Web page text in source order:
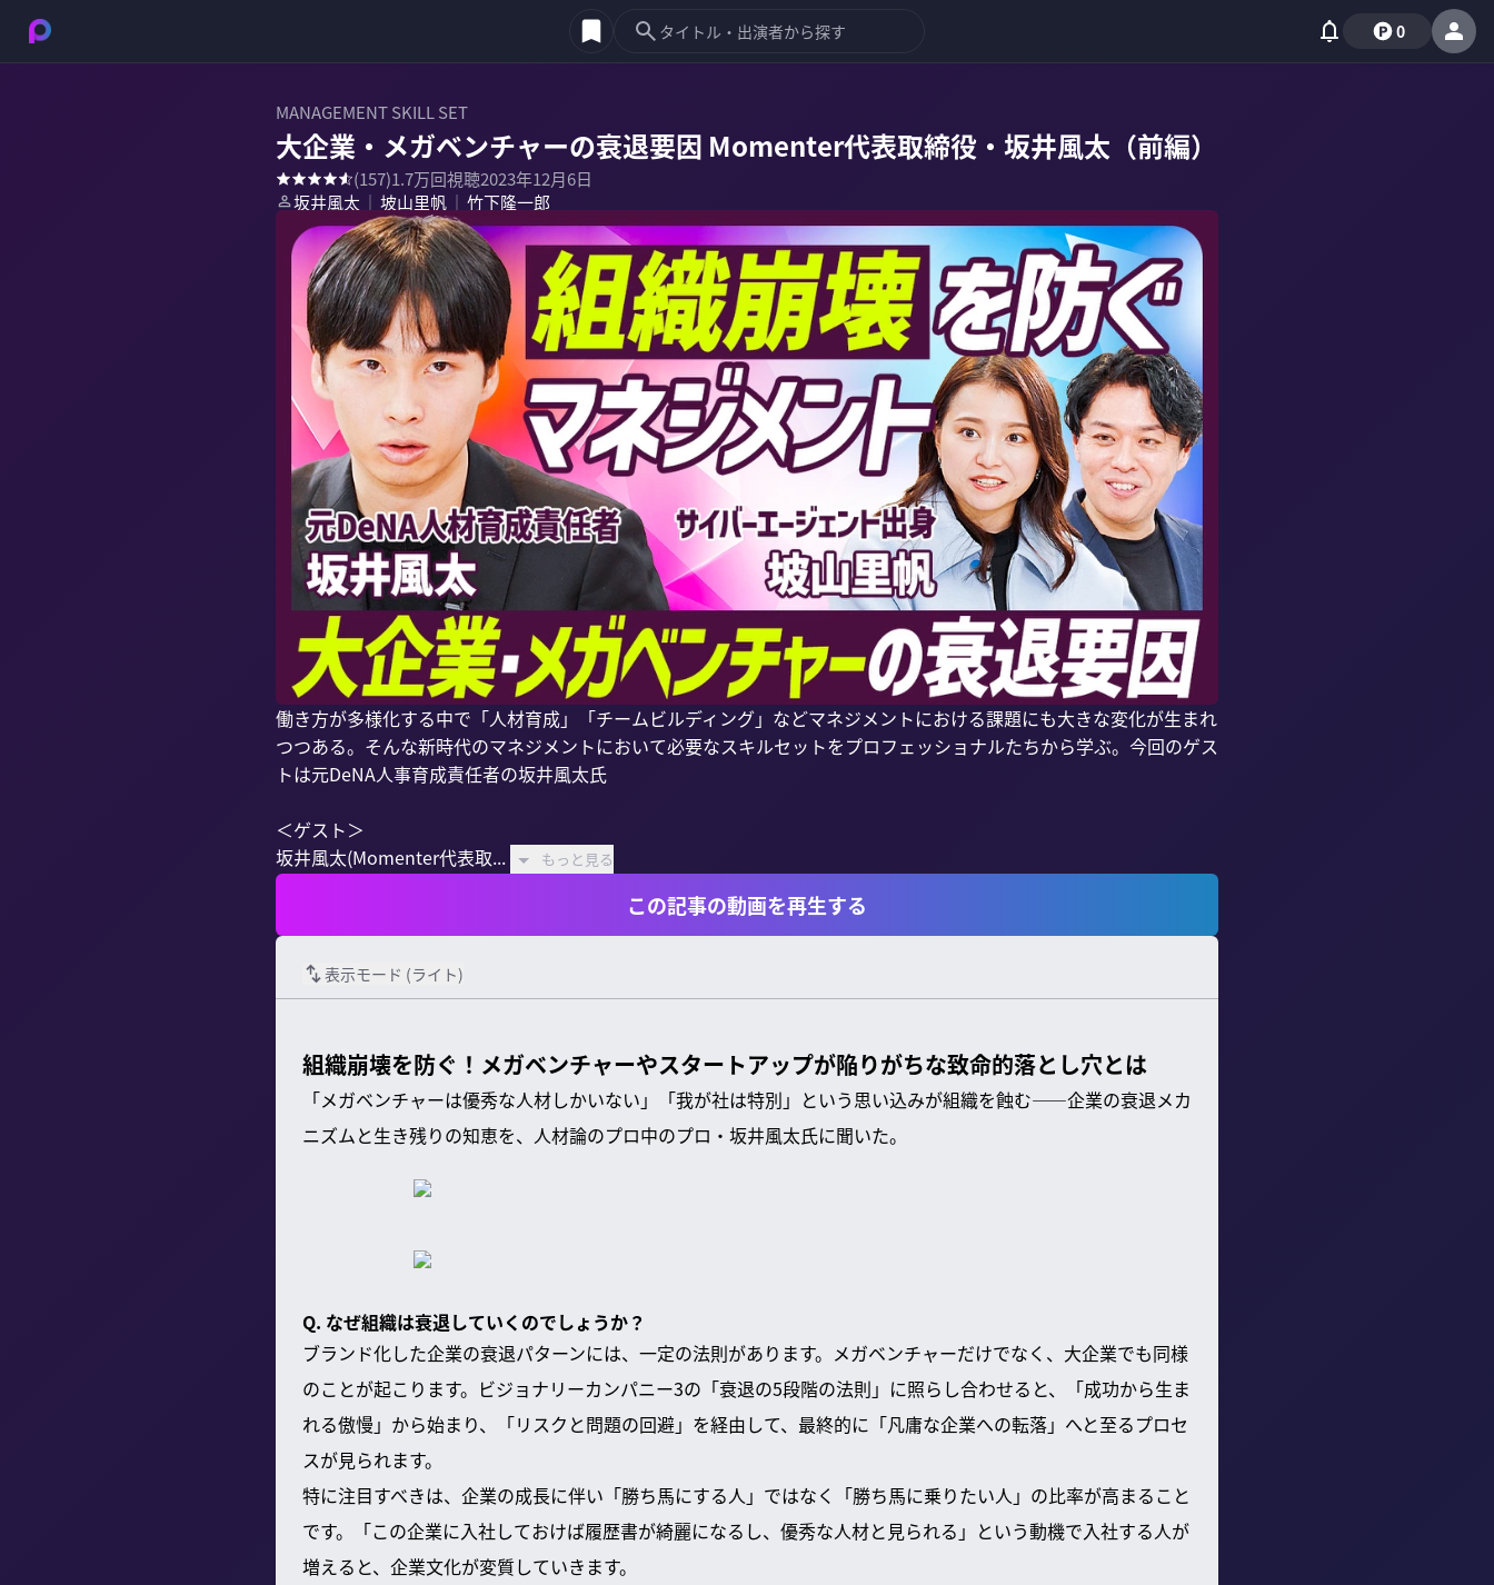
0
MANAGEMENT SKILL SET
大企業・メガベンチャーの衰退要因 Momenter代表取締役・坂井風太（前編）
(157)1.7万回視聴2023年12月6日
坂井風太 ｜ 坡山里帆 ｜ 竹下隆一郎
働き方が多様化する中で「人材育成」「チームビルディング」などマネジメントにおける課題にも大きな変化が生まれ
つつある。そんな新時代のマネジメントにおいて必要なスキルセットをプロフェッショナルたちから学ぶ。今回のゲス
トは元DeNA人事育成責任者の坂井風太氏
＜ゲスト＞
坂井風太(Momenter代表取...
もっと見る
この記事の動画を再生する
表示モード (ライト)
組織崩壊を防ぐ！メガベンチャーやスタートアップが陥りがちな致命的落とし穴とは
「メガベンチャーは優秀な人材しかいない」「我が社は特別」という思い込みが組織を蝕む——企業の衰退メカ
ニズムと生き残りの知恵を、人材論のプロ中のプロ・坂井風太氏に聞いた。
Q. なぜ組織は衰退していくのでしょうか？
ブランド化した企業の衰退パターンには、一定の法則があります。メガベンチャーだけでなく、大企業でも同様
のことが起こります。ビジョナリーカンパニー3の「衰退の5段階の法則」に照らし合わせると、「成功から生ま
れる傲慢」から始まり、「リスクと問題の回避」を経由して、最終的に「凡庸な企業への転落」へと至るプロセ
スが見られます。
特に注目すべきは、企業の成長に伴い「勝ち馬にする人」ではなく「勝ち馬に乗りたい人」の比率が高まること
です。「この企業に入社しておけば履歴書が綺麗になるし、優秀な人材と見られる」という動機で入社する人が
増えると、企業文化が変質していきます。